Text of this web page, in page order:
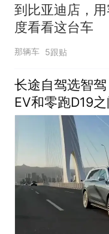
到比亚迪店，
度看看这台车
那辆车 5跟贴
长途自驾选智
EV和零跑D19之